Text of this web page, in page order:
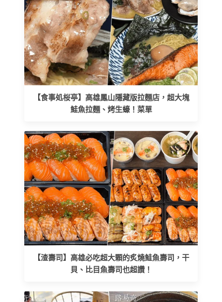
【食事処桜亭】高雄鳳山隱藏版拉麵店，超大塊
鮭魚拉麵、烤生蠔！菜單
【渣壽司】高雄必吃超大顆的炙燒鮭魚壽司，干
貝、比目魚壽司也超讚！